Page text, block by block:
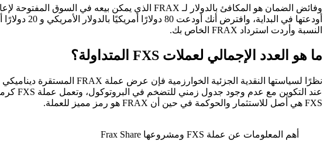
النسبة وأردت استرداد FRAX الخاص بك.
ما هو العدد الإجمالي لعملات FXS المتداولة؟
FXS هي أصل للاستثمار والحوكمة في حين أن FRAX هو رمز مميز للعملة.
أهم المعلومات عن عملة FXS ومشروعها Frax Share